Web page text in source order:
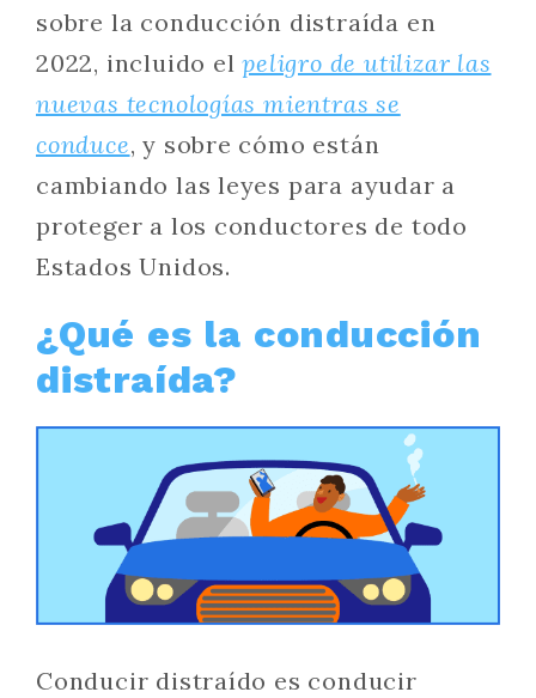
sobre la conducción distraída en
2022, incluido elpeligro de utilizar las
nuevas tecnologías mientras se
conduce, y sobre cómo están
cambiando las leyes para ayudar a
proteger a los conductores de todo
Estados Unidos.
¿Qué es la conducción
distraída?
Conducir distraído es conducir